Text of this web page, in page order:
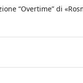
“Overtime” di